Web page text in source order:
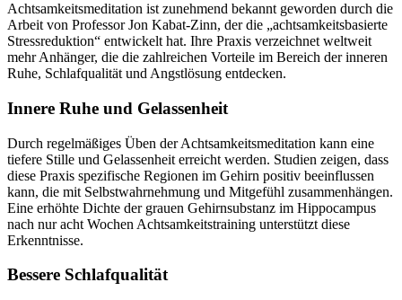
Achtsamkeitsmeditation ist zunehmend bekannt geworden durch die
Arbeit von Professor Jon Kabat-Zinn, der die „achtsamkeitsbasierte
Stressreduktion“ entwickelt hat. Ihre Praxis verzeichnet weltweit
mehr Anhänger, die die zahlreichen Vorteile im Bereich der inneren
Ruhe, Schlafqualität und Angstlösung entdecken.
Innere Ruhe und Gelassenheit
Durch regelmäßiges Üben der Achtsamkeitsmeditation kann eine
tiefere Stille und Gelassenheit erreicht werden. Studien zeigen, dass
diese Praxis spezifische Regionen im Gehirn positiv beeinflussen
kann, die mit Selbstwahrnehmung und Mitgefühl zusammenhängen.
Eine erhöhte Dichte der grauen Gehirnsubstanz im Hippocampus
nach nur acht Wochen Achtsamkeitstraining unterstützt diese
Erkenntnisse.
Bessere Schlafqualität